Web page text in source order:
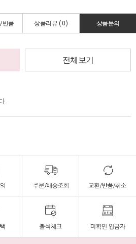
반품 상품리뷰 ( 0) 상품문의
전체보기
.